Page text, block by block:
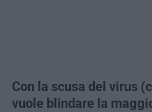
Con la scusa del virus
vuole blindare la